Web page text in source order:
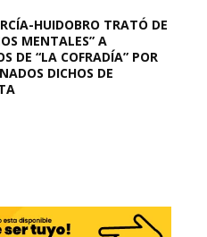
HUIDOBRO TRATÓ DE
MENTALES” A
DE “LA COFRADÍA” POR
DICHOS DE